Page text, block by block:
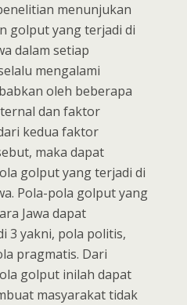
menunjukan
golput yang terjadi di
dalam setiap
mengalami
oleh beberapa
dan faktor
kedua faktor
maka dapat
golput yang terjadi di
Pola-pola golput yang
Jawa dapat
3 yakni, pola politis,
pragmatis. Dari
golput inilah dapat
masyarakat tidak